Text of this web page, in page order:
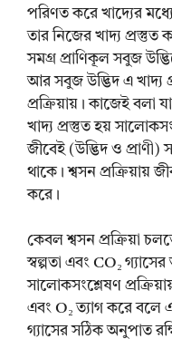
পরিণত করে খাদ্যের
তার নিজের খাদ্য প্রস্তুত
সমগ্র প্রাণিকূল সবুজ
আর সবুজ উদ্ভিদ এ খাদ্য
প্রক্রিয়ায়। কাজেই বলা
খাদ্য প্রস্তুত হয়
জীবেই (উদ্ভিদ ও প্রাণী)
থাকে। শ্বসন প্রক্রিয়ায়
করে।
কেবল শ্বসন প্রক্রিয়া
স্বল্পতা এবং CO₂
সালোকসংশ্লেষণ
এবং O₂ ত্যাগ করে বলে
গ্যাসের সঠিক অনুপাত